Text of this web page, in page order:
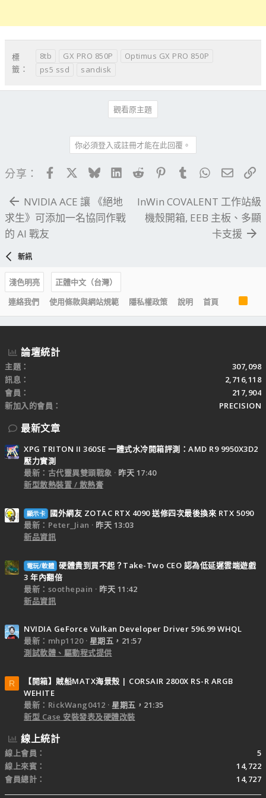
標
籤：
8tb GX PRO 850P
Optimus GX PRO 850P
ps5 ssd
sandisk
觀看原主題
你必須登入或註冊才能在此回覆。
分享： FacebookBlueskyLinkedIn
Reddit PinterestTumblrWhatsApp
電子
NVIDIA ACE 讓 《絕地
求生》可添加一名協同作戰
的 AI 戰友
InWin COVALENT 工作站級
機殼開箱, EEB 主板、多顯
卡支援
新訊
淺色明亮
正體中文（台灣）
連絡我們
使用條款與網站規範 隱私權政策 說明 首頁
R
S
S
論壇統計
主題
307,098
訊息
2,716,118
會員
217,904
新加入的會員
PRECISION
最新文章
XPG TRITON II 360SE 一體式水冷開箱評測：AMD R9 9950X3D2
壓力實測
最新：古代靈異雙頭戰象
昨天 17:40
新型散熱裝置 / 散熱膏
顯示卡
國外網友 ZOTAC RTX 4090 送修四次最後換來 RTX 5090
最新：Peter_Jian
昨天 13:03
新品資訊
電玩/軟體 硬體貴到買不起？Take-Two CEO 認為低延遲雲端遊戲
3 年內翻倍
最新：soothepain
昨天 11:42
新品資訊
NVIDIA GeForce Vulkan Developer Driver 596.99 WHQL
最新：mhp1120
星期五，21:57
測試軟體、驅動程式提供
R
【開箱】賊船MATX海景殼 | CORSAIR 2800X RS-R ARGB
WEHITE
最新：RickWang0412
星期五，21:35
新型 Case 安裝發表及硬體改裝
線上統計
線上會員
5
線上來賓
14,722
會員總計
14,727